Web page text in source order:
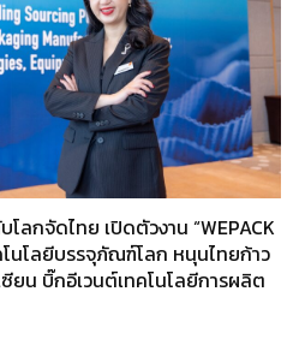
โลกจัดไทย เปิดตัวงาน “WEPACK
นโลยีบรรจุภัณฑ์โลก หนุนไทยก้าว
ยน บิ๊กอีเวนต์เทคโนโลยีการผลิต